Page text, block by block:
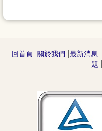
回首頁 關於我們 最新消息
題